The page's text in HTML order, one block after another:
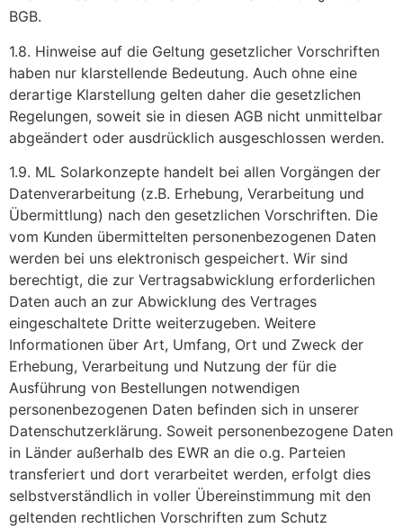
BGB.
1.8. Hinweise auf die Geltung gesetzlicher Vorschriften
haben nur klarstellende Bedeutung. Auch ohne eine
derartige Klarstellung gelten daher die gesetzlichen
Regelungen, soweit sie in diesen AGB nicht unmittelbar
abgeändert oder ausdrücklich ausgeschlossen werden.
1.9. ML Solarkonzepte handelt bei allen Vorgängen der
Datenverarbeitung (z.B. Erhebung, Verarbeitung und
Übermittlung) nach den gesetzlichen Vorschriften. Die
vom Kunden übermittelten personenbezogenen Daten
werden bei uns elektronisch gespeichert. Wir sind
berechtigt, die zur Vertragsabwicklung erforderlichen
Daten auch an zur Abwicklung des Vertrages
eingeschaltete Dritte weiterzugeben. Weitere
Informationen über Art, Umfang, Ort und Zweck der
Erhebung, Verarbeitung und Nutzung der für die
Ausführung von Bestellungen notwendigen
personenbezogenen Daten befinden sich in unserer
Datenschutzerklärung. Soweit personenbezogene Daten
in Länder außerhalb des EWR an die o.g. Parteien
transferiert und dort verarbeitet werden, erfolgt dies
selbstverständlich in voller Übereinstimmung mit den
geltenden rechtlichen Vorschriften zum Schutz